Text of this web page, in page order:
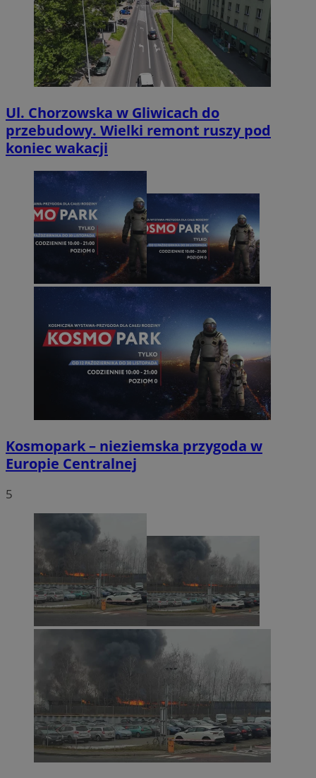
Ul. Chorzowska w Gliwicach do
przebudowy. Wielki remont ruszy pod
koniec wakacji
Kosmopark – nieziemska przygoda w
Europie Centralnej
5